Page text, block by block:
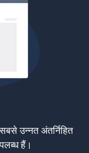
उन्नत अंतर्निहित
हैं।